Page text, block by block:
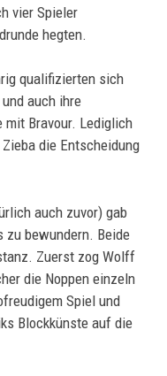
vier Spieler
hegten.
qualifizierten sich
auch ihre
Bravour. Lediglich
die Entscheidung
auch zuvor) gab
bewundern. Beide
Zuerst zog Wolff
die Noppen einzeln
Spiel und
Blockkünste auf die